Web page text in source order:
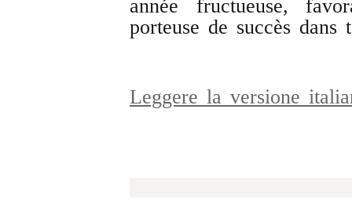
année fructueuse,
porteuse de succès dans
Leggere la versione